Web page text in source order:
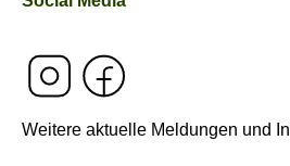
Weitere aktuelle Meldungen und